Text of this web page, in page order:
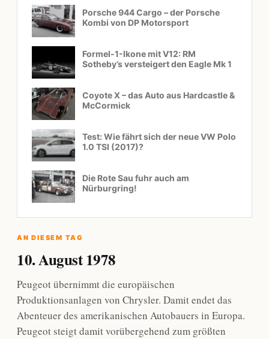
Porsche 944 Cargo – der Porsche
Kombi von DP Motorsport
Formel-1-Ikone mit V12: RM
Sotheby’s versteigert den Eagle Mk 1
Coyote X – das Auto aus Hardcastle &
McCormick
Test: Wie fährt sich der neue VW Polo
1.0 TSI (2017)?
Die Rote Sau fuhr auch am
Nürburgring!
AN DIESEM TAG
10. August 1978
Peugeot übernimmt die europäischen
Produktionsanlagen von Chrysler. Damit endet das
Abenteuer des amerikanischen Autobauers in Europa.
Peugeot steigt damit vorübergehend zum größten